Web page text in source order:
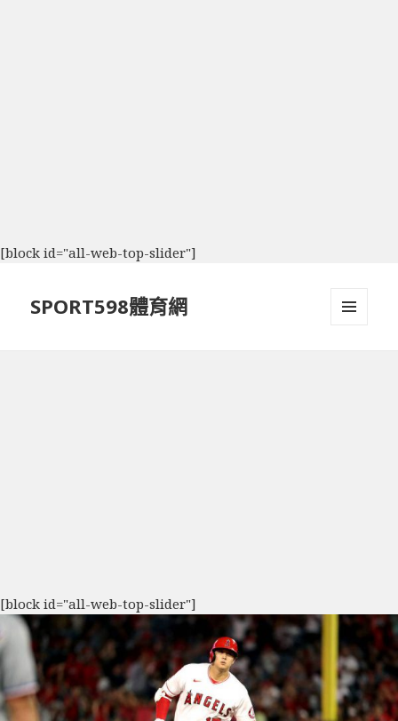
[block id="all-web-top-slider"]
SPORT598體育網
[block id="all-web-top-slider"]